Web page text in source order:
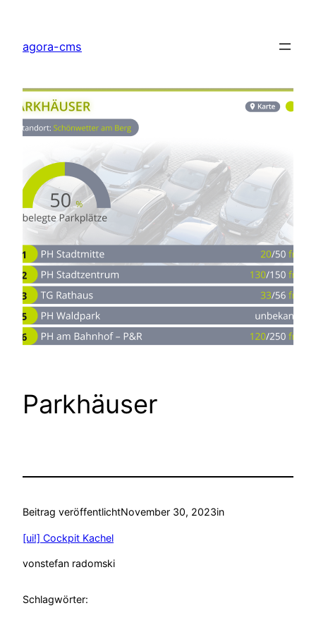
Inhaltagora-cms
Parkhäuser
Beitrag veröffentlichtNovember 30, 2023in
[ui!] Cockpit Kachel
vonstefan radomski
Schlagwörter: